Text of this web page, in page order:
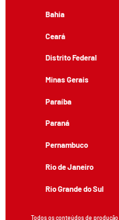
Bahia
Ceará
Distrito Federal
Minas Gerais
Paraíba
Paraná
Pernambuco
Rio de Janeiro
Rio Grande do Sul
Todos os conteúdos de